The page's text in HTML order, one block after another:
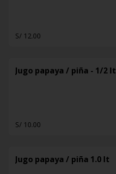
S/ 12.00
Jugo papaya / piña - 1/2 lt
S/ 10.00
Jugo papaya / piña 1.0 lt